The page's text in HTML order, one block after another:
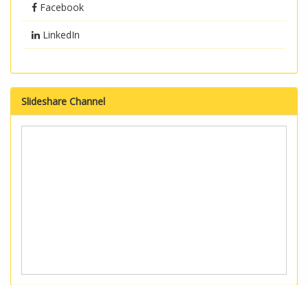
Facebook
LinkedIn
Slideshare Channel